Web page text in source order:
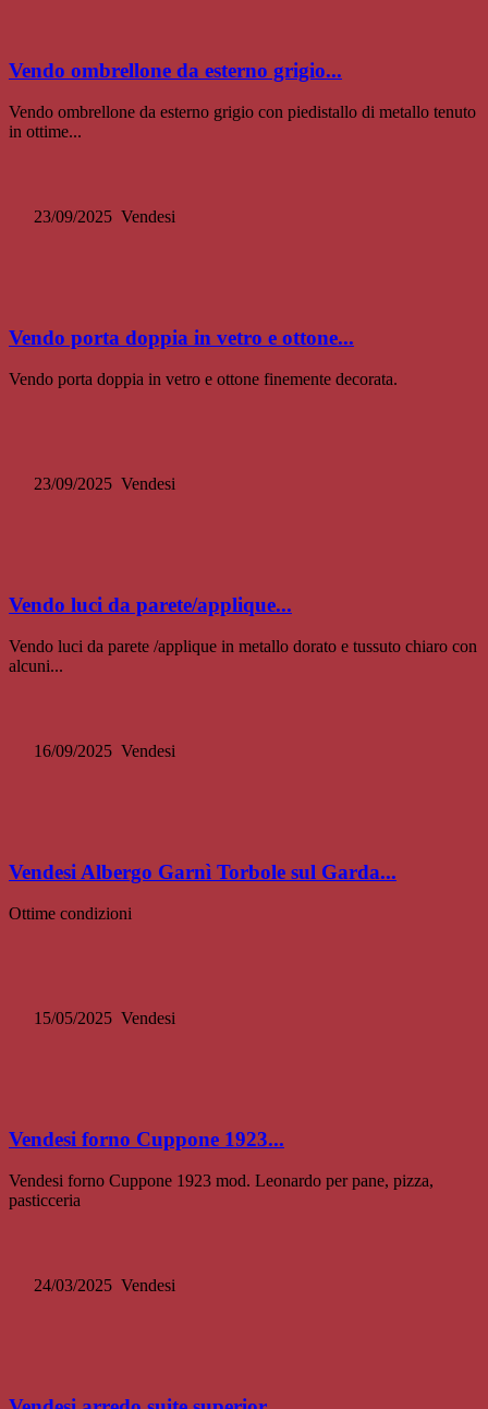
Vendo ombrellone da esterno grigio...
Vendo ombrellone da esterno grigio con piedistallo di metallo tenuto
in ottime...
23/09/2025 Vendesi
Vendo porta doppia in vetro e ottone...
Vendo porta doppia in vetro e ottone finemente decorata.
23/09/2025 Vendesi
Vendo luci da parete/applique...
Vendo luci da parete /applique in metallo dorato e tussuto chiaro con
alcuni...
16/09/2025 Vendesi
Vendesi Albergo Garnì Torbole sul Garda...
Ottime condizioni
15/05/2025 Vendesi
Vendesi forno Cuppone 1923...
Vendesi forno Cuppone 1923 mod. Leonardo per pane, pizza,
pasticceria
24/03/2025 Vendesi